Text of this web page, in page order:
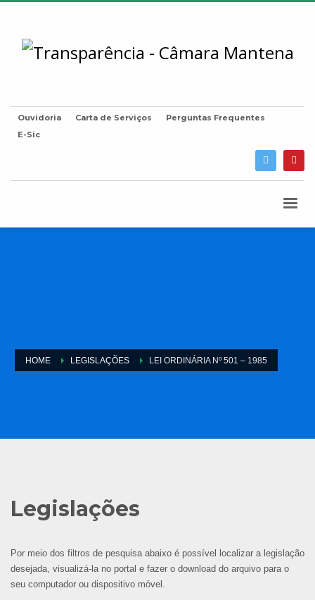
Ouvidoria Carta de Serviços
Perguntas Frequentes
E-Sic
HOME LEGISLAÇÕES LEI ORDINÁRIA Nº 501 – 1985
Legislações
Por meio dos filtros de pesquisa abaixo é possível localizar a legislação
desejada, visualizá-la no portal e fazer o download do arquivo para o
seu computador ou dispositivo móvel.